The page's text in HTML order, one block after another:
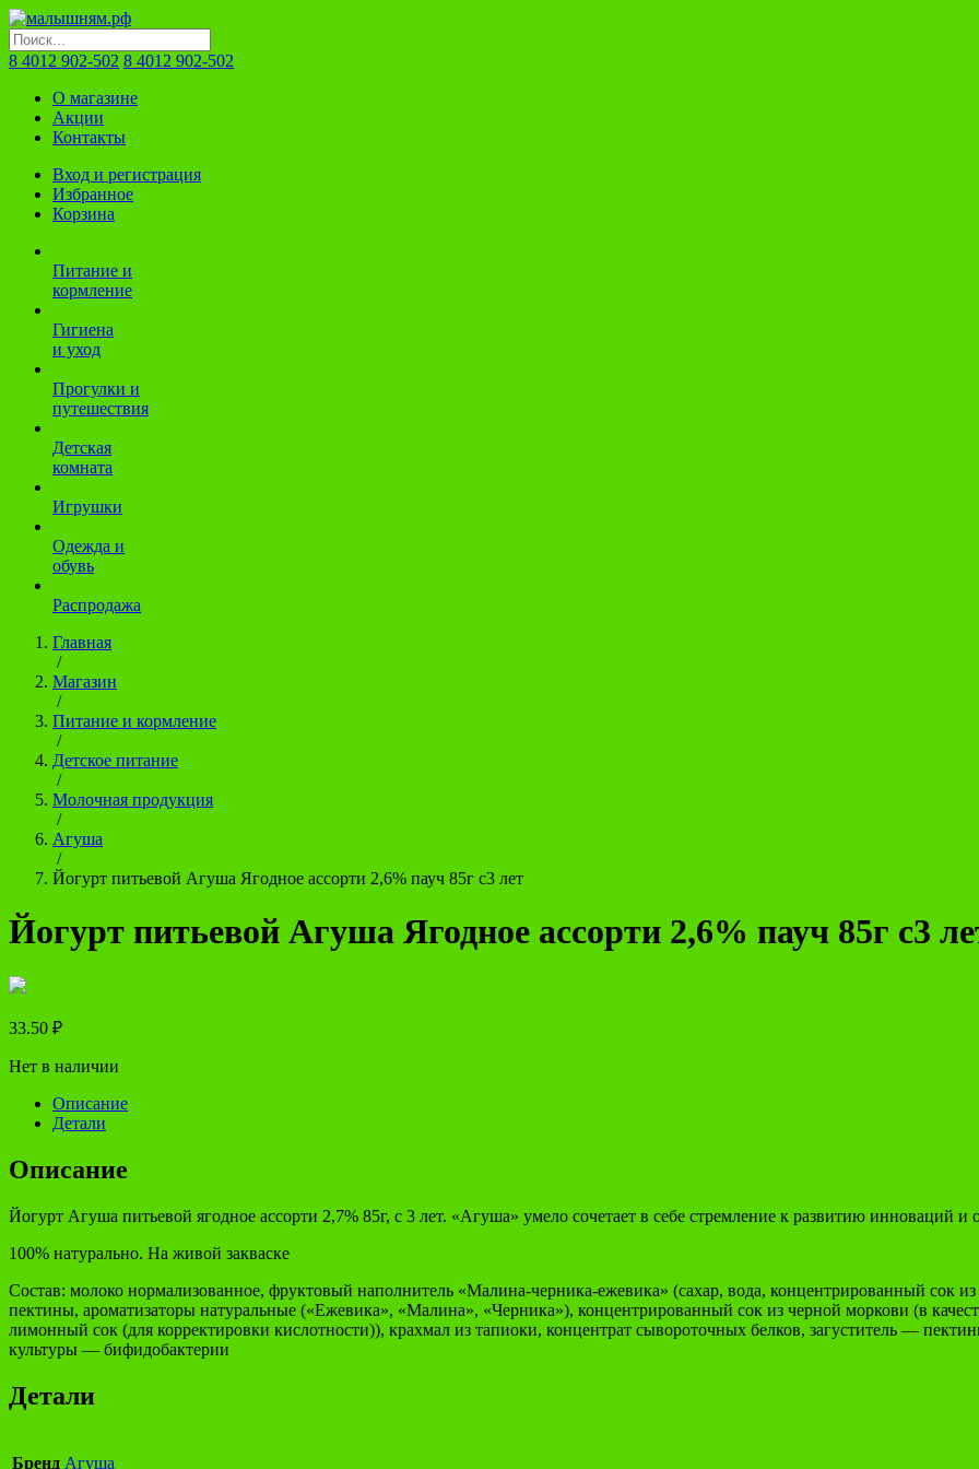
8 4012 902-502 8 4012 902-502
О магазине
Акции
Контакты
Вход и регистрация
Избранное
Корзина
Питание и
кормление
Гигиена
и уход
Прогулки и
путешествия
Детская
комната
Игрушки
Одежда и
обувь
Распродажа
Главная
/
Магазин
/
Питание и кормление
/
Детское питание
/
Молочная продукция
/
Агуша
/
Йогурт питьевой Агуша Ягодное ассорти 2,6% пауч 85г с3 лет
Йогурт питьевой Агуша Ягодное ассорти 2,6% пауч 85г с3
33.50 ₽
Нет в наличии
Описание
Детали
Описание
Йогурт Агуша питьевой ягодное ассорти 2,7% 85г, с 3 лет. «Агуша» умело сочетает в себе стремление к развитию инноваций
100% натурально. На живой закваске
Состав: молоко нормализованное, фруктовый наполнитель «Малина-черника-ежевика» (сахар, вода, концентрированный сок
пектины, ароматизаторы натуральные («Ежевика», «Малина», «Черника»), концентрированный сок из черной моркови (в
лимонный сок (для корректировки кислотности)), крахмал из тапиоки, концентрат сывороточных белков, загуститель —
культуры — бифидобактерии
Детали
Бренд Агуша